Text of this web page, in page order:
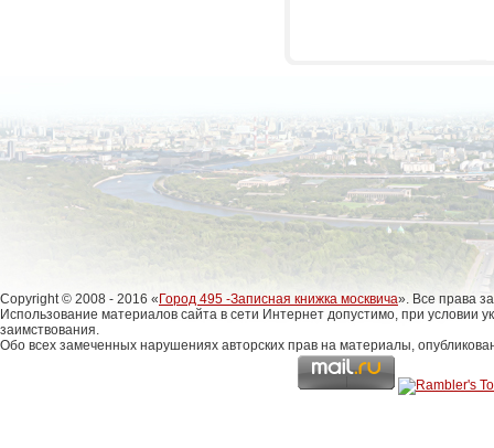
Copyright © 2008 - 2016 « Город 495 -Записная книжка москвича». Все права
Использование материалов сайта в сети Интернет допустимо, при условии
заимствования.
Обо всех замеченных нарушениях авторских прав на материалы,